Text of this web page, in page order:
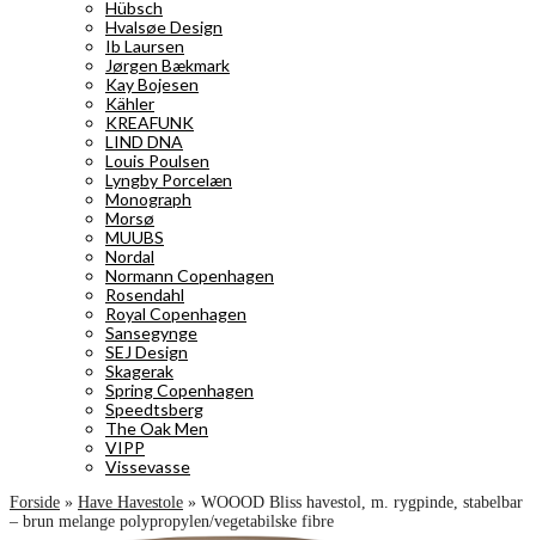
Hübsch
Hvalsøe Design
Ib Laursen
Jørgen Bækmark
Kay Bojesen
Kähler
KREAFUNK
LIND DNA
Louis Poulsen
Lyngby Porcelæn
Monograph
Morsø
MUUBS
Nordal
Normann Copenhagen
Rosendahl
Royal Copenhagen
Sansegynge
SEJ Design
Skagerak
Spring Copenhagen
Speedtsberg
The Oak Men
VIPP
Vissevasse
Forside » Have Havestole » WOOOD Bliss havestol, m. rygpinde, stabelbar
– brun melange polypropylen/vegetabilske fibre